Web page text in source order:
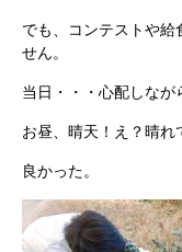
でも、コンテストや給
せん。
当日・・・心配しなが
お昼、晴天！え？晴れ
良かった。